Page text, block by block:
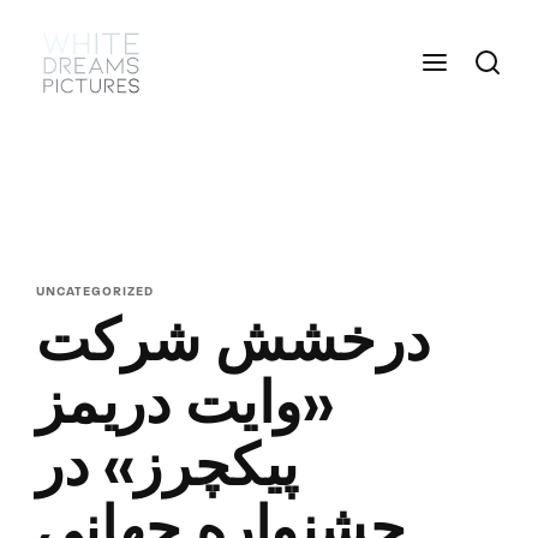
UNCATEGORIZED
درخشش شرکت
«وایت دریمز
پیکچرز» در
Password
SIGN IN
Remember Me